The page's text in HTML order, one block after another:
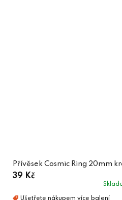
Přívěsek Cosmic Ring 20mm
39 Kč